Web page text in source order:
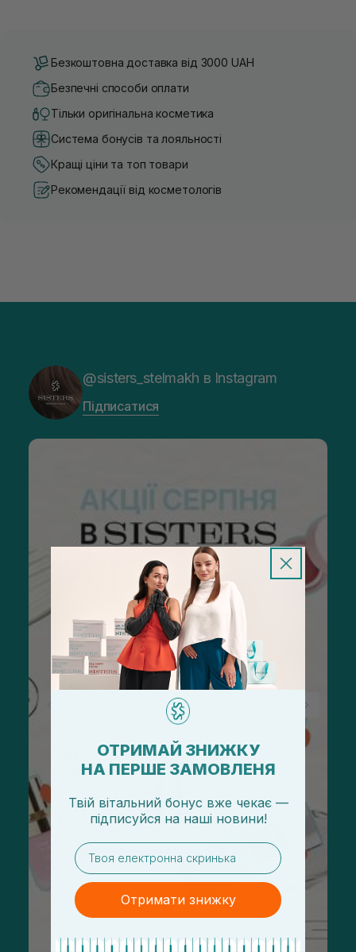
Безкоштовна доставка від 3000 UAH
Безпечні способи оплати
Тільки оригінальна косметика
Система бонусів та лояльності
Кращі ціни та топ товари
Рекомендації від косметологів
@sisters_stelmakh в Instagram
Підписатися
ОТРИМАЙ ЗНИЖКУ
НА ПЕРШЕ ЗАМОВЛЕНЯ
Твій вітальний бонус вже чекає —
підписуйся на наші новини!
email
Отримати знижку